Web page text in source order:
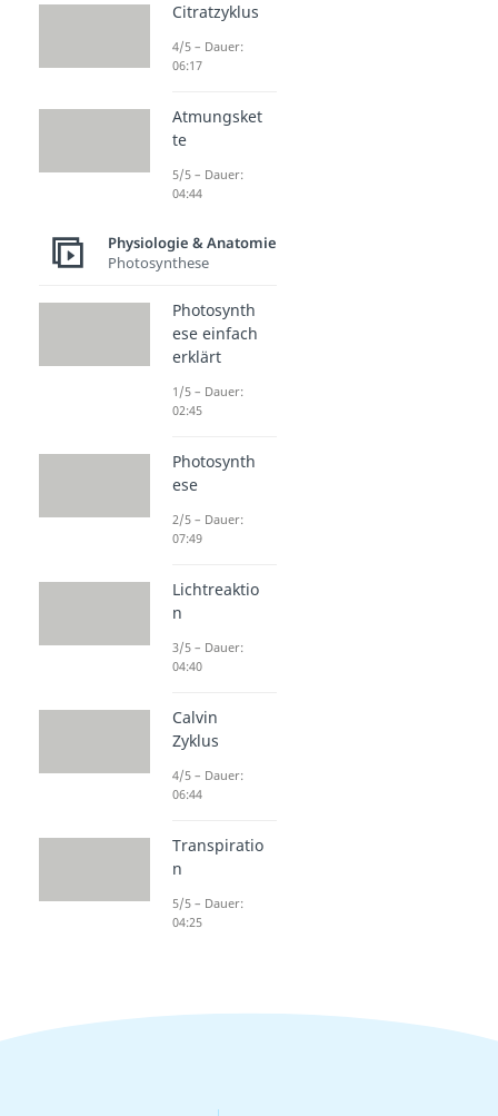
Citratzyklus
4/5 – Dauer:
06:17
Atmungsket
te
5/5 – Dauer:
04:44
Physiologie & Anatomie
Photosynthese
Photosynth
ese einfach
erklärt
1/5 – Dauer:
02:45
Photosynth
ese
2/5 – Dauer:
07:49
Lichtreaktio
n
3/5 – Dauer:
04:40
Calvin
Zyklus
4/5 – Dauer:
06:44
Transpiratio
n
5/5 – Dauer:
04:25